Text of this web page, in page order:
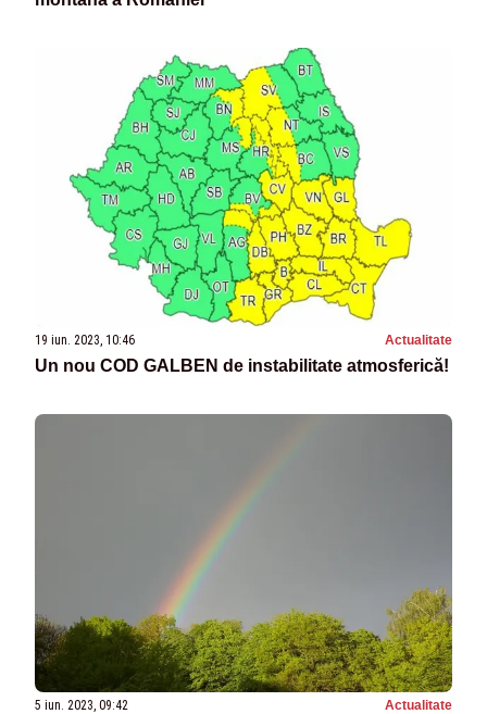
19 iun. 2023, 10:46 Actualitate
Un nou COD GALBEN de instabilitate atmosferică!
5 iun. 2023, 09:42 Actualitate